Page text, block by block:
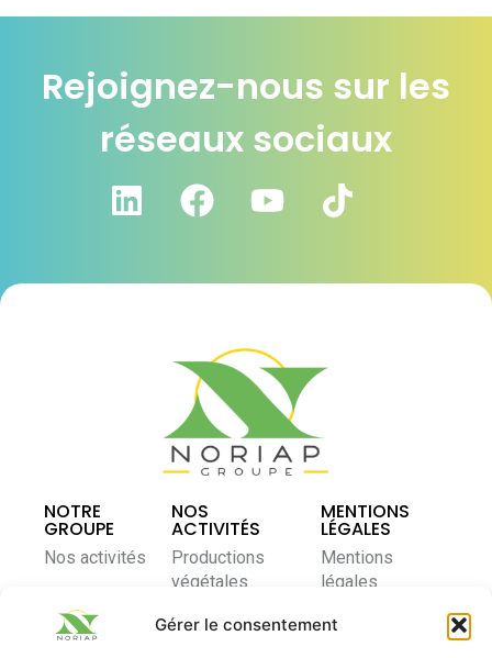
Gérer le consentement
Rejoignez-nous sur les
réseaux sociaux
NOTRE
GROUPE
Nos activités
coopératif
NOS
ACTIVITÉS
Productions
végétales
Élevage et
MENTIONS
LÉGALES
Mentions
légales
Politique de